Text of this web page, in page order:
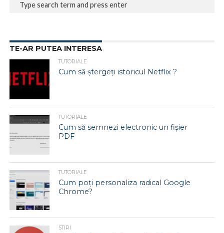
TE-AR PUTEA INTERESA
TUTORIALE
Cum să ștergeți istoricul Netflix ?
TUTORIALE
Cum să semnezi electronic un fișier
PDF
TUTORIALE
Cum poți personaliza radical Google
Chrome?
STIRI